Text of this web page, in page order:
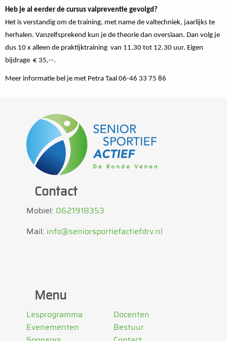
Heb je al eerder de cursus valpreventie gevolgd?
Het is verstandig om de training, met name de valtechniek, jaarlijks te
herhalen. Vanzelfsprekend kun je de theorie dan overslaan. Dan volg je
dus 10 x alleen de praktijktraining van 11.30 tot 12.30 uur. Eigen
bijdrage € 35,--.
Meer informatie bel je met Petra Taal 06-46 33 75 86
Contact
Mobiel: 0621918353
Mail: info@seniorsportiefactiefdrv.nl
Menu
Lesprogramma
Evenementen
Docenten
Bestuur